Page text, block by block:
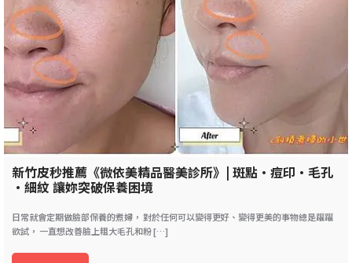
新竹皮秒推薦《微依美精品醫美診所》| 斑點•痘印•毛孔
•細紋 讓妳突破保養困境
日常就會定期做臉部保養的煮婦， 對於任何可以變得更好、變得更美的事物總是躍躍
欲試， 一直想改善臉上粗大毛孔和粉 […]